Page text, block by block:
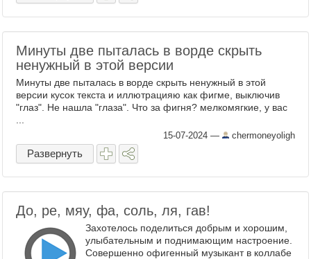
Минуты две пыталась в ворде скрыть
ненужный в этой версии
Минуты две пыталась в ворде скрыть ненужный в этой
версии кусок текста и иллютрацияю как фигме, выключив
"глаз". Не нашла "глаза". Что за фигня? мелкомягкие, у вас
15-07-2024 — chermoneyoligh
Развернуть
До, ре, мяу, фа, соль, ля, гав!
Захотелось поделиться добрым и хорошим,
улыбательным и поднимающим настроение.
Совершенно офигенный музыкант в коллабе